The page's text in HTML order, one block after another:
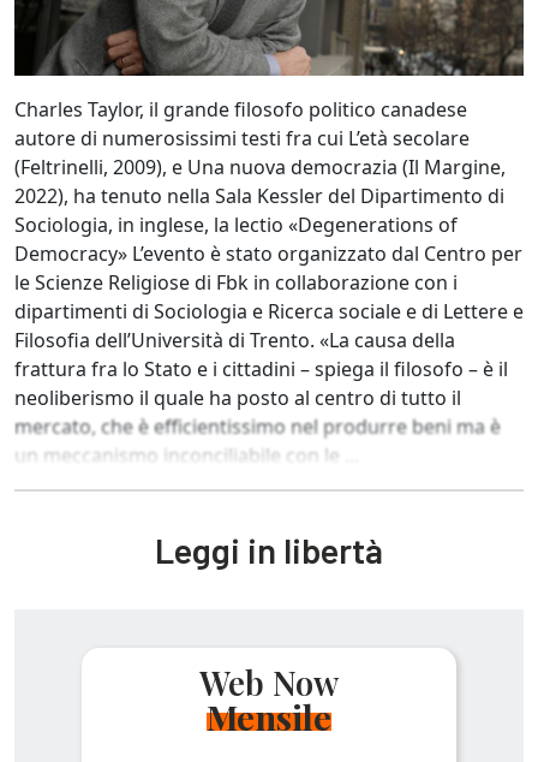
Charles Taylor, il grande filosofo politico canadese
autore di numerosissimi testi fra cui L’età secolare
(Feltrinelli, 2009), e Una nuova democrazia (Il Margine,
2022), ha tenuto nella Sala Kessler del Dipartimento di
Sociologia, in inglese, la lectio «Degenerations of
Democracy» L’evento è stato organizzato dal Centro per
le Scienze Religiose di Fbk in collaborazione con i
dipartimenti di Sociologia e Ricerca sociale e di Lettere e
Filosofia dell’Università di Trento. «La causa della
frattura fra lo Stato e i cittadini – spiega il filosofo – è il
neoliberismo il quale ha posto al centro di tutto il
mercato, che è efficientissimo nel produrre beni ma è
un meccanismo inconciliabile con le ...
Leggi in libertà
Web Now
Mensile